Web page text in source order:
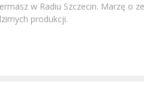
w Radiu Szczecin. Marzę o
produkcji.